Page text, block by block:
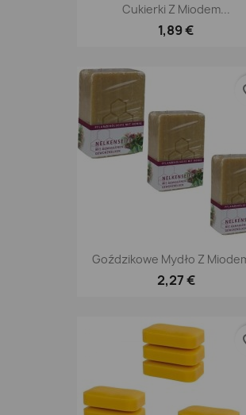
Cukierki Z Miodem...
1,89 €
Goździkowe Mydło Z
2,27 €